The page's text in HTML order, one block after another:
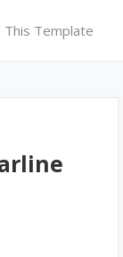
This Template